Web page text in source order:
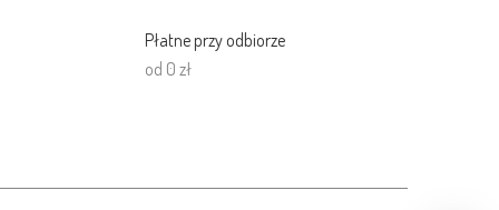
Płatne przy odbiorze
od 0 zł